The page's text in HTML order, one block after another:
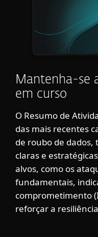
Mantenha-se
em curso
O Resumo de
das mais recentes
de roubo de
claras e
alvos, como os
fundamentais,
comprometimento
reforçar a